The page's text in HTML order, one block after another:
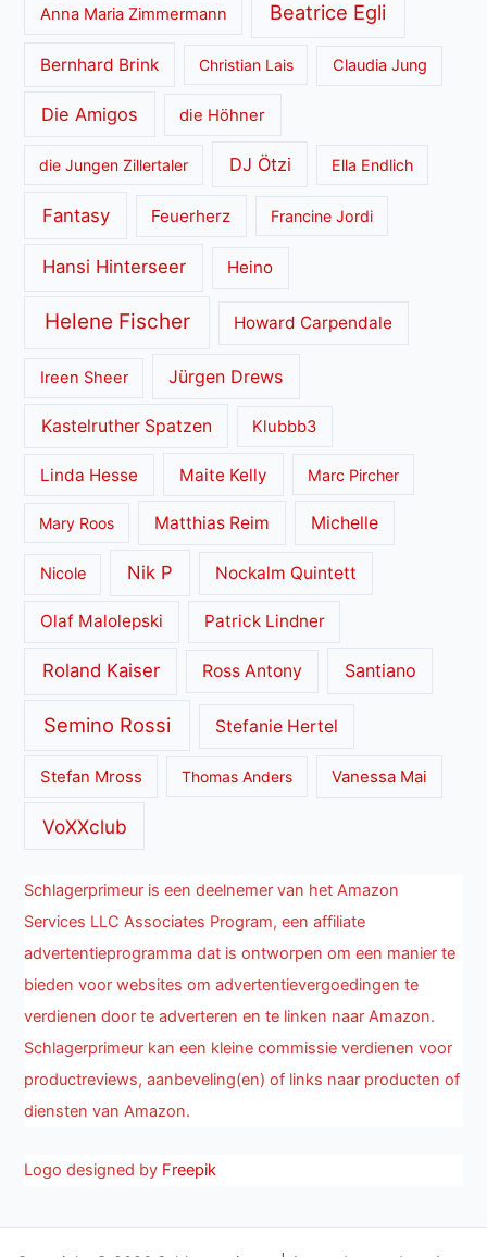
Anna Maria Zimmermann Beatrice Egli
Bernhard Brink Christian Lais Claudia Jung
Die Amigos die Höhner
die Jungen Zillertaler DJ Ötzi Ella Endlich
Fantasy Feuerherz Francine Jordi
Hansi Hinterseer Heino
Helene Fischer Howard Carpendale
Ireen Sheer Jürgen Drews
Kastelruther Spatzen Klubbb3
Linda Hesse Maite Kelly Marc Pircher
Mary Roos Matthias Reim Michelle
Nicole Nik P Nockalm Quintett
Olaf Malolepski Patrick Lindner
Roland Kaiser Ross Antony Santiano
Semino Rossi Stefanie Hertel
Stefan Mross Thomas Anders Vanessa Mai
VoXXclub
Schlagerprimeur is een deelnemer van het Amazon
Services LLC Associates Program, een affiliate
advertentieprogramma dat is ontworpen om een manier te
bieden voor websites om advertentievergoedingen te
verdienen door te adverteren en te linken naar Amazon.
Schlagerprimeur kan een kleine commissie verdienen voor
productreviews, aanbeveling(en) of links naar producten of
diensten van Amazon.
Logo designed by Freepik